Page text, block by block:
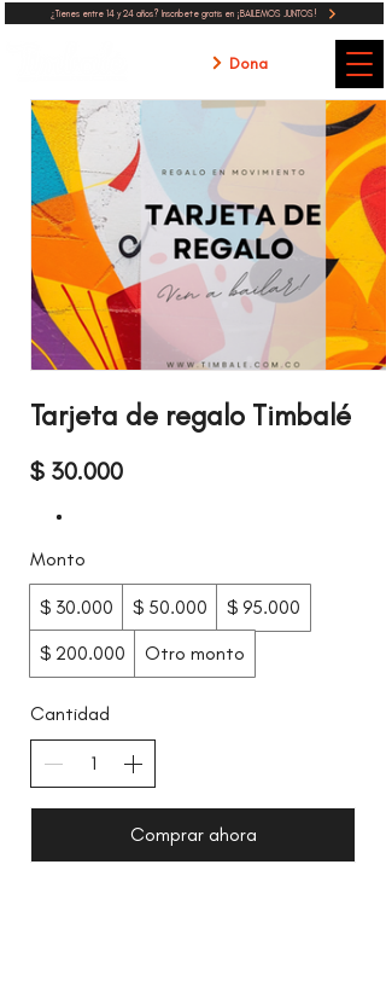
¿Tienes entre 14 y 24 años? Inscribete gratis en ¡BAILEMOS JUNTOS!
Dona
Tarjeta de regalo Timbalé
$ 30.000
Monto
$ 30.000 $ 50.000
$ 95.000
$ 200.000
Otro monto
Cantidad
Comprar ahora